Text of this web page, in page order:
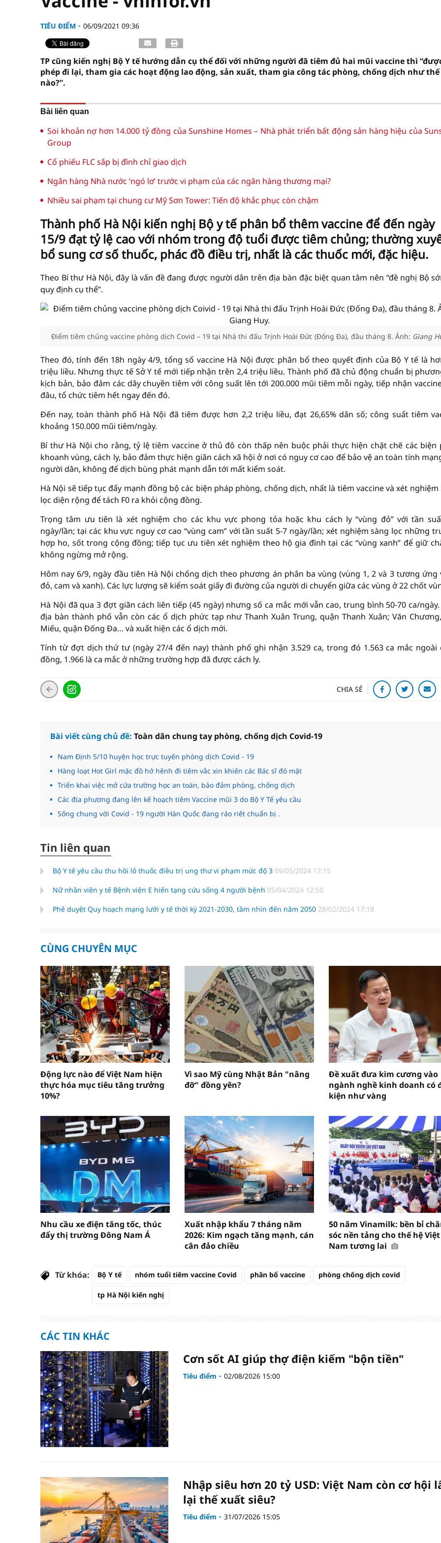
TIÊU ĐIỂM 06/09/2021 09:36
TP cũng kiến nghị Bộ Y tế hướng dẫn cụ thể đối với những người đã tiêm đủ hai mũi vaccine thì
phép đi lại, tham gia các hoạt động lao động, sản xuất, tham gia công tác phòng, chống dịch như thế
nào?”.
Bài liên quan
Soi khoản nợ hơn 14.000 tỷ đồng của Sunshine Homes – Nhà phát triển bất động sản hàng hiệu của
Group
Cổ phiếu FLC sắp bị đình chỉ giao dịch
Ngân hàng Nhà nước ‘ngó lơ’ trước vi phạm của các ngân hàng thương mại?
Nhiều sai phạm tại chung cư Mỹ Sơn Tower: Tiến độ khắc phục còn chậm
Thành phố Hà Nội kiến nghị Bộ y tế phân bổ thêm vaccine để đến ngày
15/9 đạt tỷ lệ cao với nhóm trong độ tuổi được tiêm chủng; thường
bổ sung cơ số thuốc, phác đồ điều trị, nhất là các thuốc mới, đặc hiệu.
Theo Bí thư Hà Nội, đây là vấn đề đang được người dân trên địa bàn đặc biệt quan tâm nên “đề nghị Bộ
quy định cụ thể”.
Điểm tiêm chủng vaccine phòng dịch Covid – 19 tại Nhà thi đấu Trịnh Hoài Đức (Đống Đa), đầu tháng 8. Ảnh: Giang
Theo đó, tính đến 18h ngày 4/9, tổng số vaccine Hà Nội được phân bổ theo quyết định của Bộ Y tế là
triệu liều. Nhưng thực tế Sở Y tế mới tiếp nhận trên 2,4 triệu liều. Thành phố đã chủ động chuẩn bị
kịch bản, bảo đảm các dây chuyền tiêm với công suất lên tới 200.000 mũi tiêm mỗi ngày, tiếp nhận
đâu, tổ chức tiêm hết ngay đến đó.
Đến nay, toàn thành phố Hà Nội đã tiêm được hơn 2,2 triệu liều, đạt 26,65% dân số; công suất tiêm
khoảng 150.000 mũi tiêm/ngày.
Bí thư Hà Nội cho rằng, tỷ lệ tiêm vaccine ở thủ đô còn thấp nên buộc phải thực hiện chặt chẽ các biện
khoanh vùng, cách ly, bảo đảm thực hiện giãn cách xã hội ở nơi có nguy cơ cao để bảo vệ an toàn tính
người dân, không để dịch bùng phát mạnh dẫn tới mất kiểm soát.
Hà Nội sẽ tiếp tục đẩy mạnh đồng bộ các biện pháp phòng, chống dịch, nhất là tiêm vaccine và xét nghiệm
lọc diện rộng để tách F0 ra khỏi cộng đồng.
Trọng tâm ưu tiên là xét nghiệm cho các khu vực phong tỏa hoặc khu cách ly “vùng đỏ” với tần
ngày/lần; tại các khu vực nguy cơ cao “vùng cam” với tần suất 5-7 ngày/lần; xét nghiệm sàng lọc những
hợp ho, sốt trong cộng đồng; tiếp tục ưu tiên xét nghiệm theo hộ gia đình tại các “vùng xanh” để giữ
không ngừng mở rộng.
Hôm nay 6/9, ngày đầu tiên Hà Nội chống dịch theo phương án phân ba vùng (vùng 1, 2 và 3 tương ứng
đỏ, cam và xanh). Các lực lượng sẽ kiểm soát giấy đi đường của người di chuyển giữa các vùng ở 22 chốt
Hà Nội đã qua 3 đợt giãn cách liên tiếp (45 ngày) nhưng số ca mắc mới vẫn cao, trung bình 50-70 ca/
địa bàn thành phố vẫn còn các ổ dịch phức tạp như Thanh Xuân Trung, quận Thanh Xuân; Văn
Miếu, quận Đống Đa… và xuất hiện các ổ dịch mới.
Tính từ đợt dịch thứ tư (ngày 27/4 đến nay) thành phố ghi nhận 3.529 ca, trong đó 1.563 ca mắc ngoài
đồng, 1.966 là ca mắc ở những trường hợp đã được cách ly.
CHIA SẺ
Bài viết cùng chủ đề: Toàn dân chung tay phòng, chống dịch Covid-19
Nam Định 5/10 huyện học trực tuyến phòng dịch Covid - 19
Hàng loạt Hot Girl mặc đồ hớ hênh đi tiêm vắc xin khiến các Bác sĩ đỏ mặt
Triển khai việc mở cửa trường học an toàn, bảo đảm phòng, chống dịch
Các địa phương đang lên kế hoạch tiêm Vaccine mũi 3 do Bộ Y Tế yêu cầu
Sống chung với Covid - 19 người Hàn Quốc đang ráo riết chuẩn bị .
Tin liên quan
Bộ Y tế yêu cầu thu hồi lô thuốc điều trị ung thư vi phạm mức độ 3 09/05/2024 17:15
Nữ nhân viên y tế Bệnh viện E hiến tạng cứu sống 4 người bệnh 05/04/2024 12:50
Phê duyệt Quy hoạch mạng lưới y tế thời kỳ 2021-2030, tầm nhìn đến năm 2050 28/02/2024 17:18
CÙNG CHUYÊN MỤC
Động lực nào để Việt Nam hiện
thực hóa mục tiêu tăng trưởng
10%?
Vì sao Mỹ cùng Nhật Bản "nâng
đỡ" đồng yên?
Đề xuất đưa kim cương vào
ngành nghề kinh doanh có
kiện như vàng
Nhu cầu xe điện tăng tốc, thúc
đẩy thị trường Đông Nam Á
Xuất nhập khẩu 7 tháng năm
2026: Kim ngạch tăng mạnh, cán
cân đảo chiều
50 năm Vinamilk: bền bỉ
sóc nền tảng cho thế hệ Việt
Nam tương lai
Từ khóa: Bộ Y tế nhóm tuổi tiêm vaccine Covid phân bổ vaccine phòng chống dịch covid
tp Hà Nội kiến nghị
CÁC TIN KHÁC
Cơn sốt AI giúp thợ điện kiếm "bộn tiền"
Tiêu điểm 02/08/2026 15:00
Nhập siêu hơn 20 tỷ USD: Việt Nam còn cơ hội
lại thế xuất siêu?
Tiêu điểm 31/07/2026 15:05